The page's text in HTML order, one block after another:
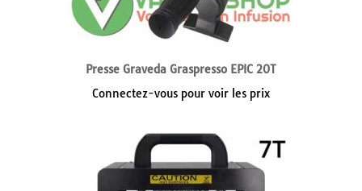
Presse Graveda Graspresso EPIC 20T
Connectez-vous pour voir les prix